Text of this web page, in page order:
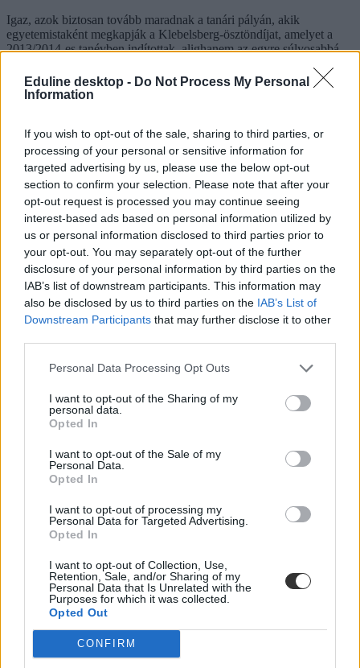
Eduline desktop - Do Not Process My Personal
Information
If you wish to opt-out of the sale, sharing to third parties, or
processing of your personal or sensitive information for
targeted advertising by us, please use the below opt-out
section to confirm your selection. Please note that after your
opt-out request is processed you may continue seeing
interest-based ads based on personal information utilized by
us or personal information disclosed to third parties prior to
your opt-out. You may separately opt-out of the further
disclosure of your personal information by third parties on the
IAB’s list of downstream participants. This information may
also be disclosed by us to third parties on the IAB’s List of
Downstream Participants that may further disclose it to other
Personal Data Processing Opt Outs
I want to opt-out of the Sharing of my
personal data.
Opted In
I want to opt-out of the Sale of my
Personal Data.
Opted In
I want to opt-out of processing my
Personal Data for Targeted Advertising.
Opted In
I want to opt-out of Collection, Use,
Retention, Sale, and/or Sharing of my
Personal Data that Is Unrelated with the
Purposes for which it was collected.
Opted Out
CONFIRM
Igaz, azok biztosan tovább maradnak a tanári pályán, akik
egyetemistaként megkapják a Klebelsberg-ösztöndíjat, amelyet a
2013/2014-es tanévben indítottak, alighanem az egyre súlyosabbá
Az ösztöndíjat – amelynek összege egész meggyőző, a szaktól és a
iskolai és középiskolai tanárok kaphatták meg. Később bővítették a
kört, ma már a tanítónak és gyógypedagógusnak tanulók is
pályázhatnak az állami támogatásra, amelyért cserébe vállalniuk kell,
hogy időben megszerzik a diplomát, a végzés után pedig főállású
pedagógusként helyezkednek el olyan iskolában, ahol a Klebelsberg
Központ állást ajánl nekik (ehhez még egyetemistaként meg kell
jelölniük három megyét, ahol hajlandóak munkát vállalni).
A Klebelsberg Központ adatai szerint az elmúlt nyolc évben
összesen 4109 hallgató kapott ilyen ösztöndíjat, összesen több mint
ötmilliárd forintnyi összegben, közülük 2018 szeptembere óta 1160-
en helyezkedtek el iskolában. Az ösztöndíjjal eddig csak az állami
iskolákban érzékelhető tanárhiányt igyekeztek enyhíteni, de a
probléma nem csak az állami oktatásban érződik, ezért idén egy
iskolákban is dolgozhatnak.
MTI/Vajda János
A tanárhiánnyal valóban nemcsak az állami, hanem az egyházi
iskolák is küzdenek, ezért egyre több ösztöndíjjal próbálják
Hivatala például a Pécsi Tudományegyetemmel együtt az
óvodapedagógus, a tanító és tanárszakos hallgatóknak
indított
ösztöndíjat négy évvel ezelőtt
valamelyikében szeretnének elhelyezkedni.
A Váci Egyházmegyében is különösztöndíjat indítottak, a Migazzi
Kristóf Pedagógusképzési Ösztöndíjat a tanító, tanár,
gyógypedagógus vagy óvodapedagógus szakon tanulók kaphatják
meg, ha vállalják, hogy tanulmányaik befejezését követően az
egyházmegye fenntartásában működő iskolában helyezkednek el.